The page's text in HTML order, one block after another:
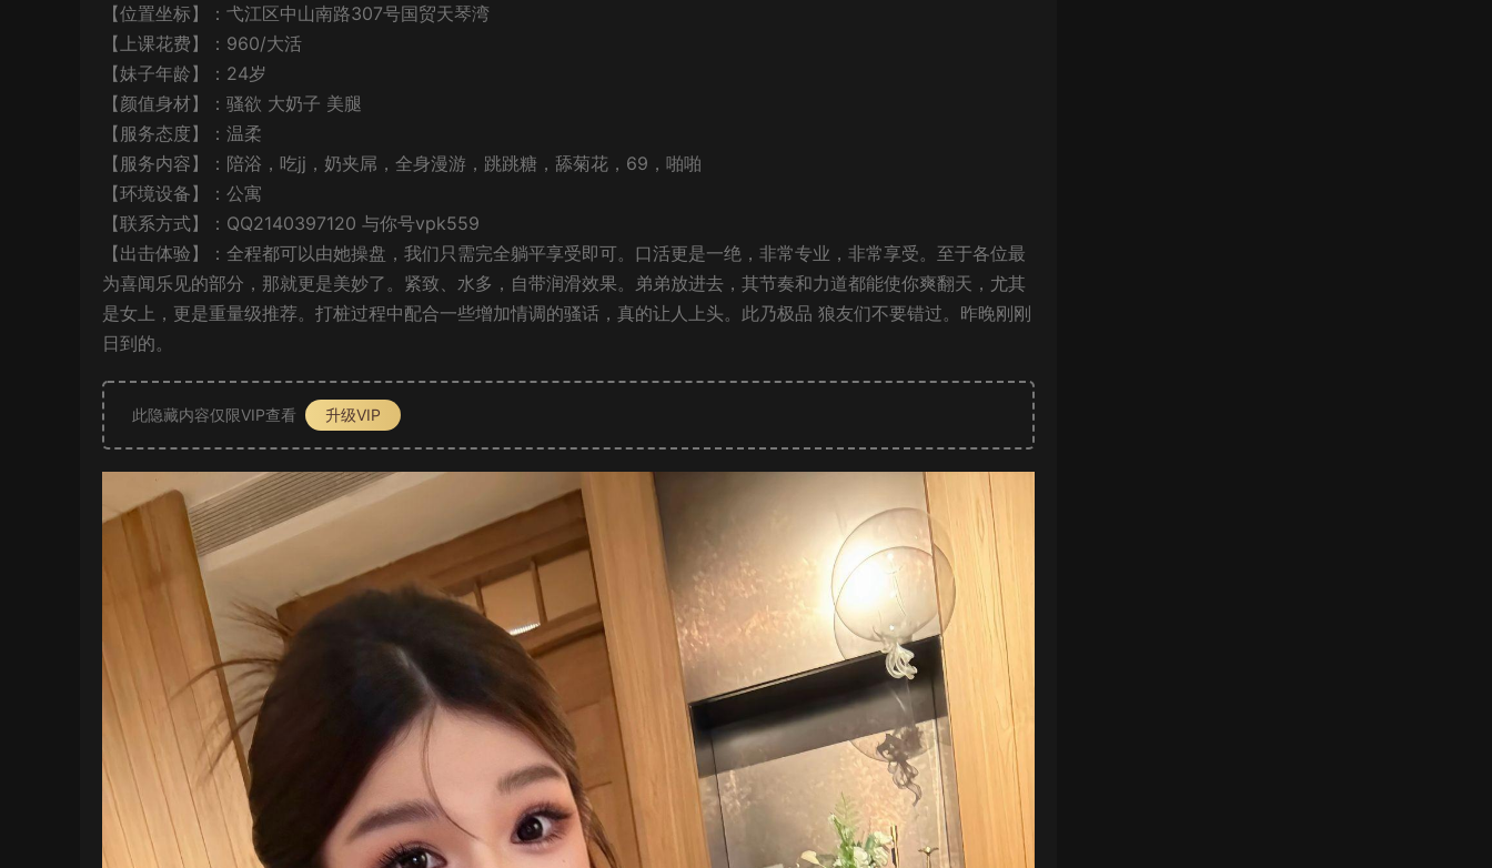
【位置坐标】：弋江区中山南路307号国贸天琴湾
【上课花费】：960/大活
【妹子年龄】：24岁
【颜值身材】：骚欲 大奶子 美腿
【服务态度】：温柔
【服务内容】：陪浴，吃jj，奶夹屌，全身漫游，跳跳糖，舔菊花，69，啪啪
【环境设备】：公寓
【联系方式】：QQ2140397120 与你号vpk559
【出击体验】：全程都可以由她操盘，我们只需完全躺平享受即可。口活更是一绝，非常专业，非常享受。至于各位最
为喜闻乐见的部分，那就更是美妙了。紧致、水多，自带润滑效果。弟弟放进去，其节奏和力道都能使你爽翻天，尤其
是女上，更是重量级推荐。打桩过程中配合一些增加情调的骚话，真的让人上头。此乃极品 狼友们不要错过。昨晚刚刚
日到的。
此隐藏内容仅限VIP查看 升级VIP